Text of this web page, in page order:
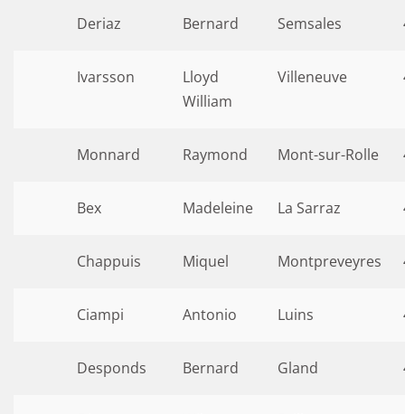
Deriaz Bernard Semsales
Ivarsson
Lloyd
William
Villeneuve
Monnard Raymond Mont-sur-Rolle
Bex Madeleine La Sarraz
Chappuis Miquel Montpreveyres
Ciampi Antonio Luins
Desponds Bernard Gland